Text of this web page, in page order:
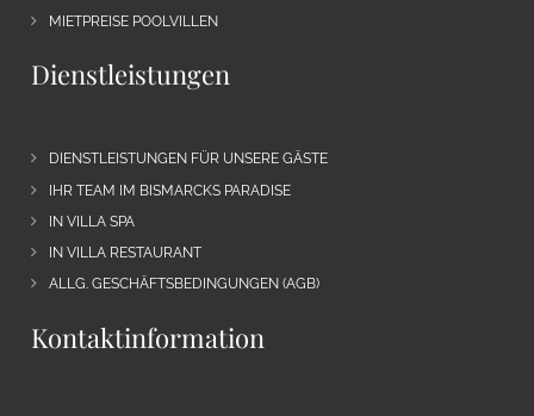
MIETPREISE POOLVILLEN
Dienstleistungen
DIENSTLEISTUNGEN FÜR UNSERE GÄSTE
IHR TEAM IM BISMARCKS PARADISE
IN VILLA SPA
IN VILLA RESTAURANT
ALLG. GESCHÄFTSBEDINGUNGEN (AGB)
Kontaktinformation